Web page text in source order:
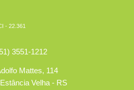
- 22.361
3551-1212
Mattes, 114
Velha - RS